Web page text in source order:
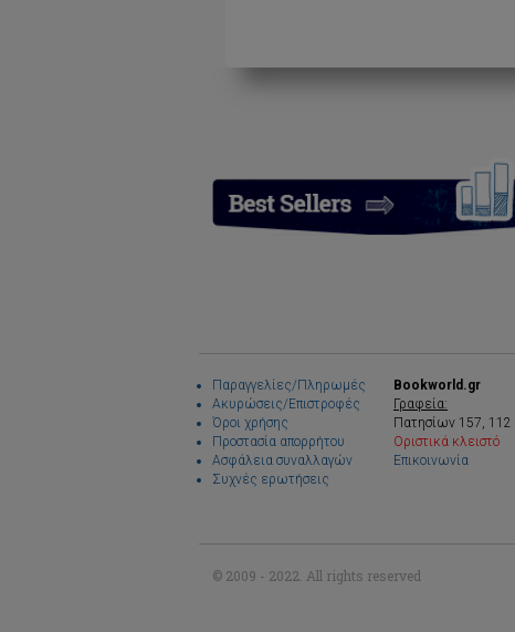
Παραγγελίες/Πληρωμές
Ακυρώσεις/Επιστροφές
Όροι χρήσης
Προστασία απορρήτου
Ασφάλεια συναλλαγών
Συχνές ερωτήσεις
Bookworld.gr
Γραφεία:
Πατησίων 157,
Οριστικά κλειστό
Επικοινωνία
© 2009 - 2022. All rights reserved